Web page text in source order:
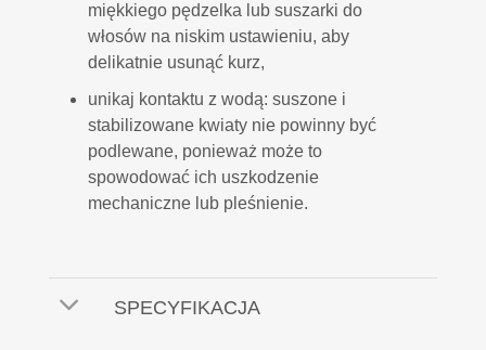
miękkiego pędzelka lub suszarki do
włosów na niskim ustawieniu, aby
delikatnie usunąć kurz,
unikaj kontaktu z wodą: suszone i
stabilizowane kwiaty nie powinny być
podlewane, ponieważ może to
spowodować ich uszkodzenie
mechaniczne lub pleśnienie.
SPECYFIKACJA